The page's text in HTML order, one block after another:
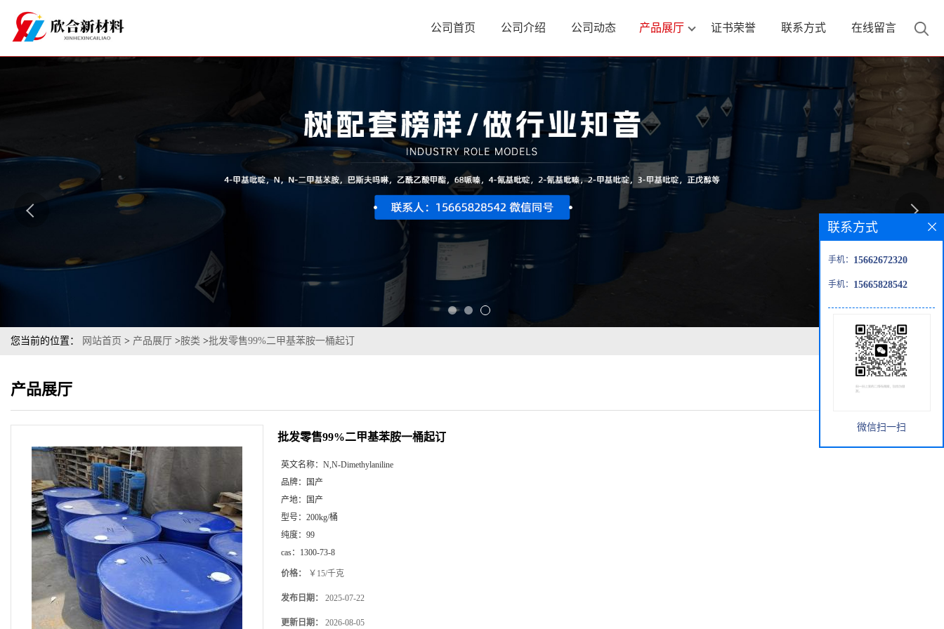
公司首页 公司介绍 公司动态 产品展厅 证书荣誉 联系方式 在线留言
您当前的位置： 网站首页 > 产品展厅 >胺类 >批发零售99%二甲基苯胺一桶起订
产品展厅
批发零售99%二甲基苯胺一桶起订
英文名称： N,N-Dimethylaniline
品牌：
国产
产地：
国产
型号： 200kg/桶
纯度： 99
cas： 1300-73-8
价格： ￥15/千克
发布日期： 2025-07-22
更新日期： 2026-08-05
联系方式
手机： 15662672320
手机： 15665828542
微信扫一扫